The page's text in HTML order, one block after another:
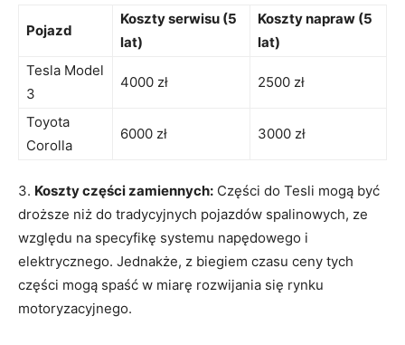
Pojazd
Koszty serwisu (5
lat)
Koszty napraw (5‌
lat)
Tesla Model
3
4000 zł 2500 zł
Toyota
Corolla
6000 zł 3000 zł
3. Koszty części zamiennych: Części do Tesli mogą być
droższe niż do tradycyjnych pojazdów spalinowych, ze
względu‍ na specyfikę systemu napędowego i
elektrycznego. Jednakże, z biegiem czasu ceny tych
części mogą spaść w miarę ‌rozwijania się rynku
motoryzacyjnego.